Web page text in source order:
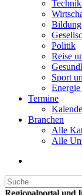
Politik
Reise
Sport
Termine
Branchen
Alle
Alle
Regionalportal und